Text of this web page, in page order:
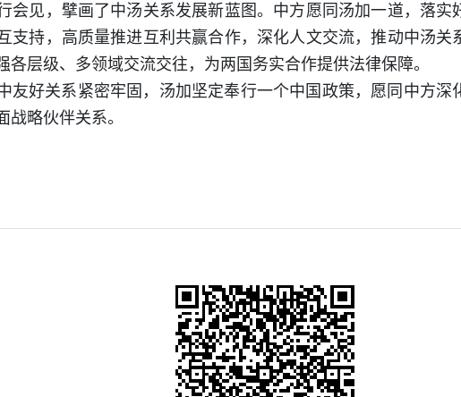
会见，擘画了中汤关系发展新蓝图。中方愿同汤加一道，落
支持，高质量推进互利共赢合作，深化人文交流，推动中汤
各层级、多领域交流交往，为两国务实合作提供法律保障。
友好关系紧密牢固，汤加坚定奉行一个中国政策，愿同中方
略伙伴关系。